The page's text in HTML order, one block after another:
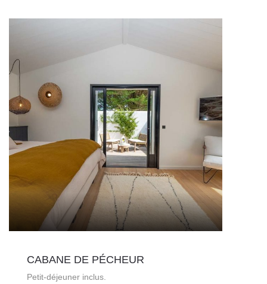
CABANE DE PÉCHEUR
Petit-déjeuner inclus.